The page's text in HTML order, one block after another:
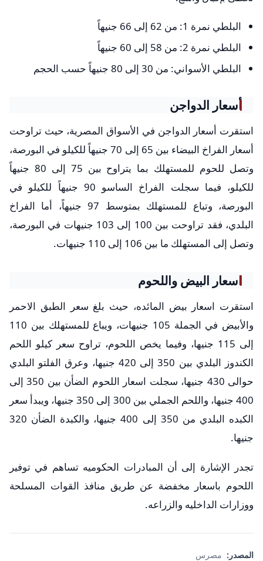
البلطي نمرة 1: من 62 إلى 66 جنيهاً
البلطي نمرة 2: من 58 إلى 60 جنيهاً
البلطي الأسواني: من 30 إلى 80 جنيهاً حسب الحجم
أسعار الدواجن
استقرت أسعار الدواجن في الأسواق المصرية، حيث تراوحت
أسعار الفراخ البيضاء بين 65 إلى 70 جنيهاً للكيلو في البورصة،
وتصل للحوم للمستهلك بما يتراوح بين 75 إلى 80 جنيهاً
للكيلو، فيما سجلت الفراخ الساسو 90 جنيهاً للكيلو في
البورصة، وتباع للمستهلك بمتوسط 97 جنيهاً، أما الفراخ
البلدي، فقد تراوحت بين 100 إلى 103 جنيهات في البورصة،
وتصل إلى المستهلك ما بين 106 إلى 110 جنيهات.
اسعار البيض واللحوم
استقرت اسعار بيض المائده، حيث بلغ سعر الطبق الاحمر
والأبيض في الجملة 105 جنيهات، ويباع للمستهلك بين 110
إلى 115 جنيها، وفيما يخص اللحوم، تراوح سعر كيلو اللحم
الكندوز البلدي بين 350 إلى 420 جنيها، وعرق الفلتو البلدي
حوالى 430 جنيها، سجلت اسعار اللحوم الضأن بين 350 إلى
400 جنيها، واللحم الجملي بين 300 إلى 350 جنيها، ويبدأ سعر
الكبده البلدي من 350 إلى 400 جنيها، والكبدة الضأن 320
جنيها.
تجدر الإشارة إلى أن المبادرات الحكوميه تساهم في توفير
اللحوم باسعار مخفضة عن طريق منافذ القوات المسلحة
ووزارات الداخليه والزراعه.
المصدر: مصرس